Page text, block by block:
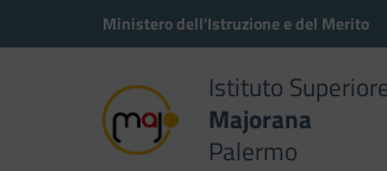
Vai ai contenuti
Vai al menu di navigazioneMinistero dell'Istruzione e del Merito
Istituto
Majorana
Palermo